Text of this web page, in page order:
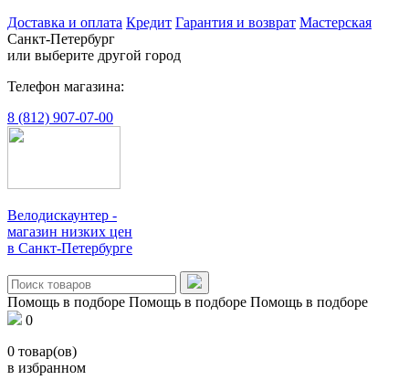
Доставка и оплата Кредит Гарантия и возврат Мастерская
Санкт-Петербург
или выберите другой город
Телефон магазина:
8 (812) 907-07-00
Велодискаунтер -
магазин низких цен
в Санкт-Петербурге
Помощь в подборе Помощь в подборе Помощь в подборе
0
0 товар(ов)
в избранном